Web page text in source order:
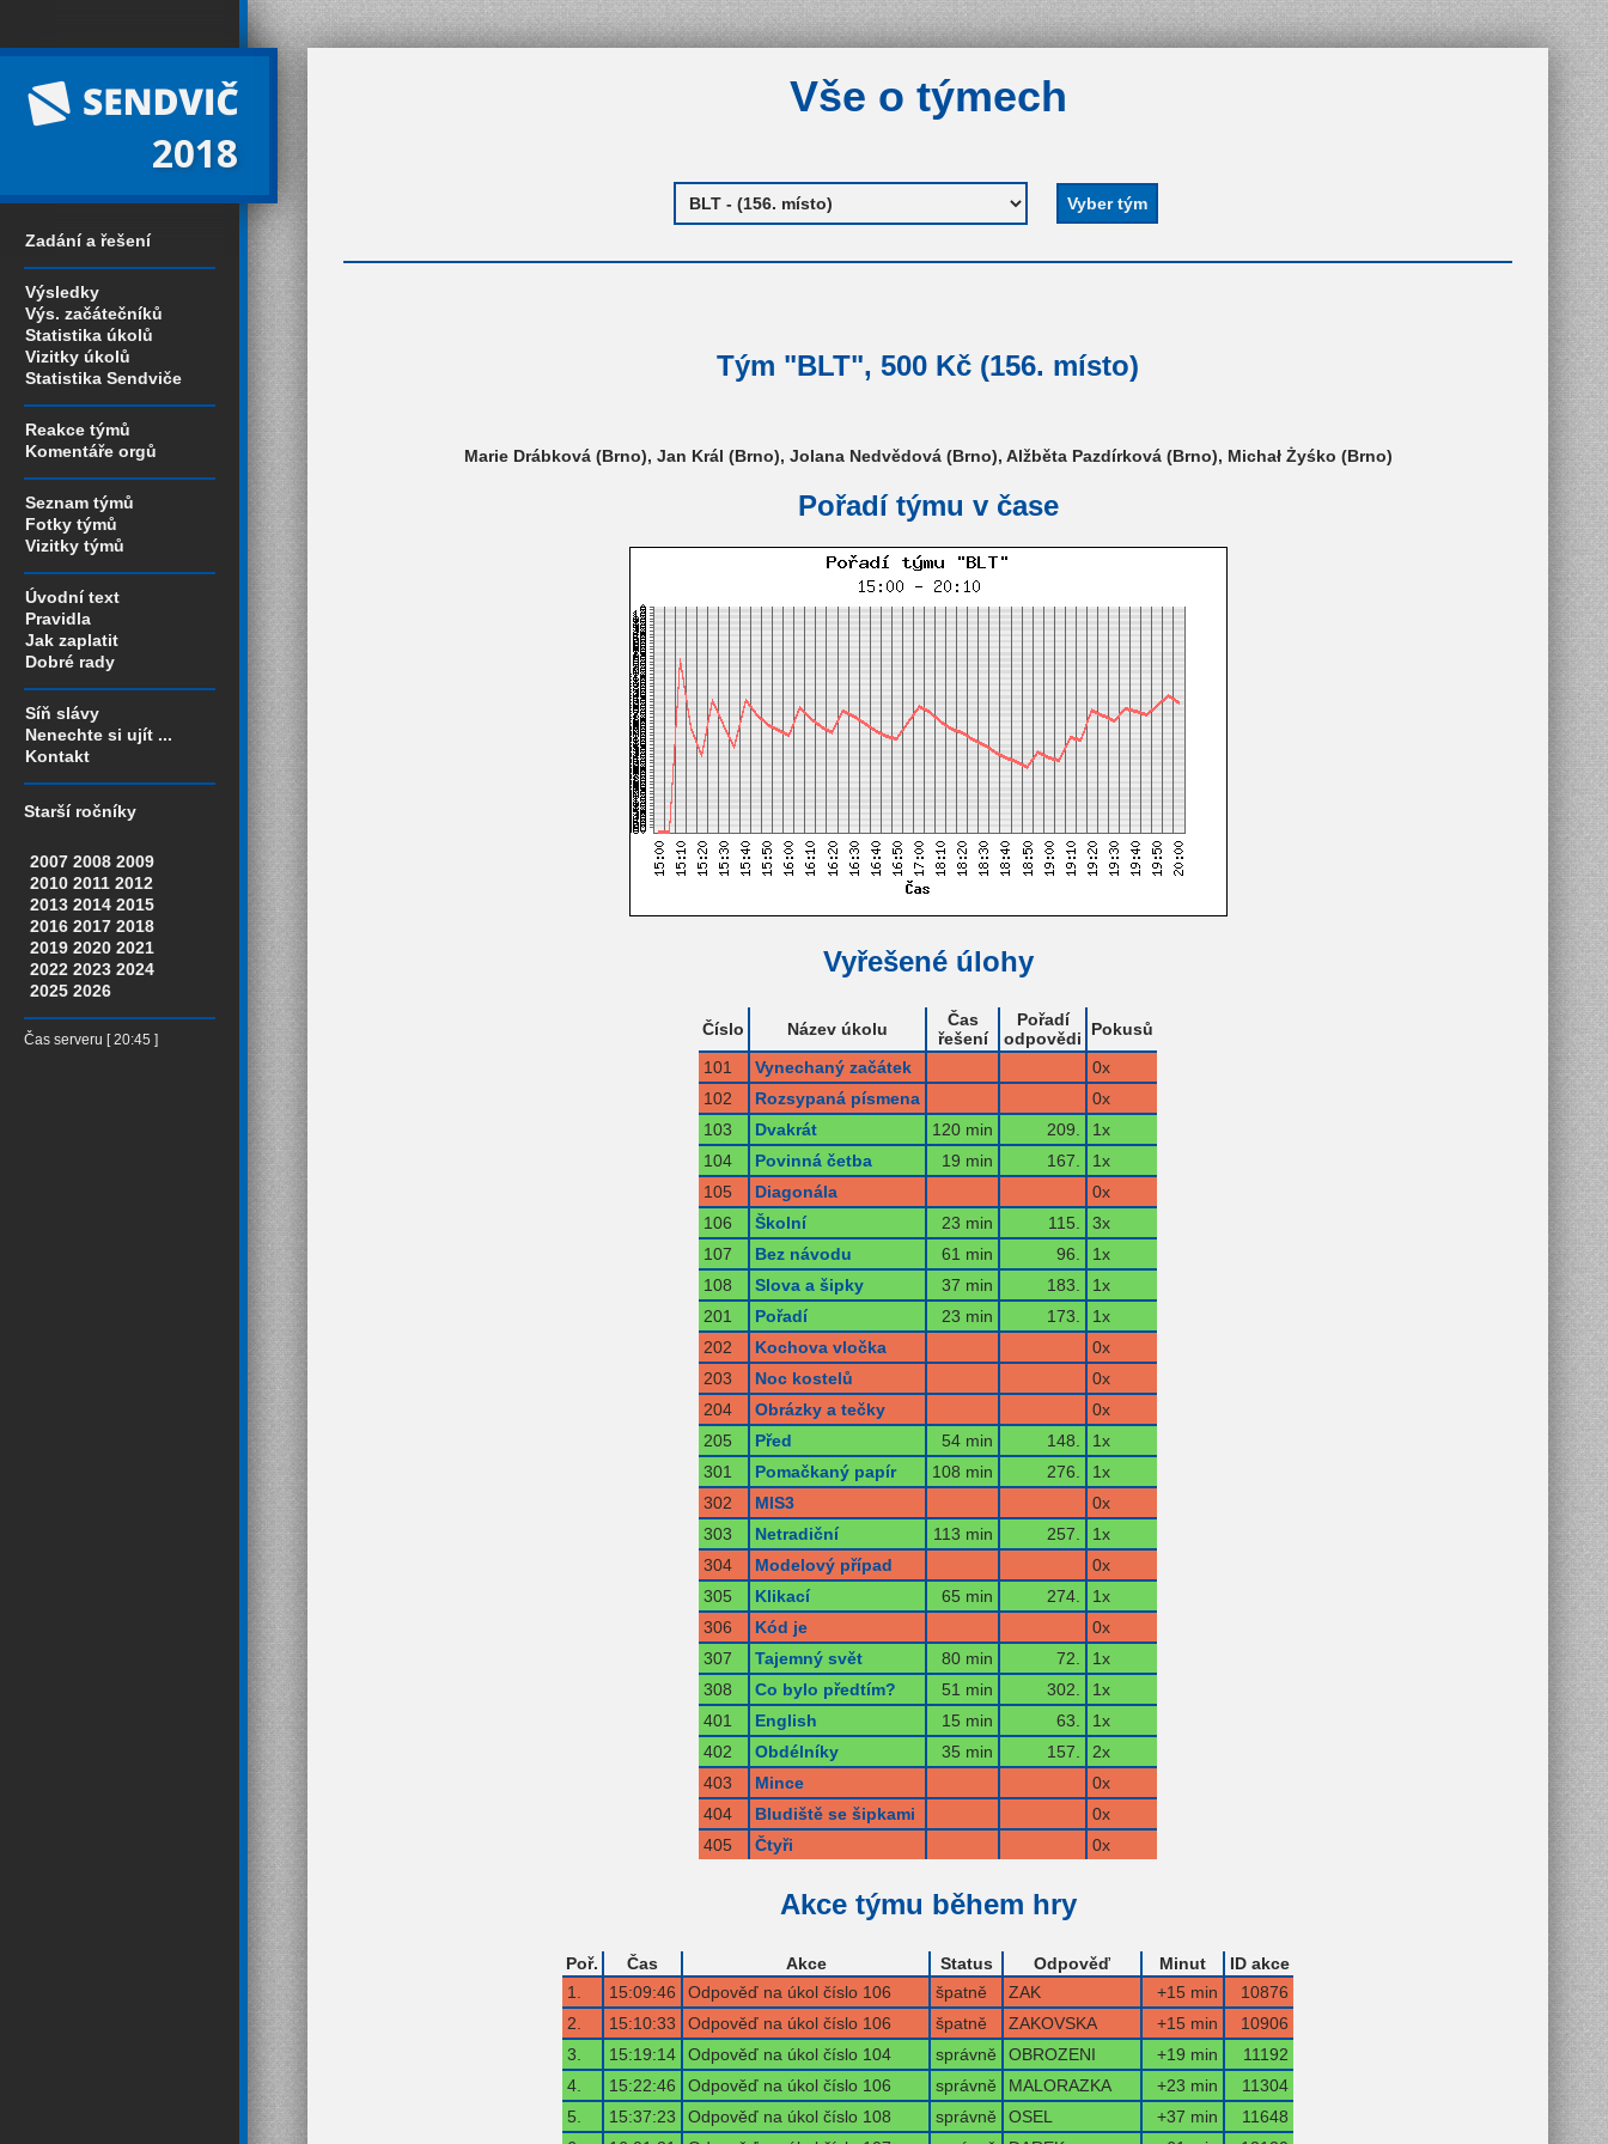
2018
Zadání a řešení
Výsledky
Výs. začátečníků
Statistika úkolů
Vizitky úkolů
Statistika Sendviče
Reakce týmů
Komentáře orgů
Seznam týmů
Fotky týmů
Vizitky týmů
Úvodní text
Pravidla
Jak zaplatit
Dobré rady
Síň slávy
Nenechte si ujít ...
Kontakt
Starší ročníky
2007 2008 2009
2010 2011 2012
2013 2014 2015
2016 2017 2018
2019 2020 2021
2022 2023 2024
2025 2026
Čas serveru [ 20:45 ]
Vše o týmech
Tým "BLT", 500 Kč (156. místo)
Marie Drábková (Brno), Jan Král (Brno), Jolana Nedvědová (Brno), Alžběta Pazdírková (Brno), Michał Żyśko (Brno)
Pořadí týmu v čase
Vyřešené úlohy
Číslo Název úkolu
Čas
řešení
Pořadí
odpovědi
Pokusů
101
Vynechaný začátek
0x
102
Rozsypaná písmena
0x
103
Dvakrát 120 min 209.
1x
104
Povinná četba 19 min 167.
1x
105
Diagonála
0x
106
Školní 23 min 115.
3x
107
Bez návodu 61 min 96.
1x
108
Slova a šipky 37 min 183.
1x
201
Pořadí 23 min 173.
1x
202
Kochova vločka
0x
203
Noc kostelů
0x
204
Obrázky a tečky
0x
205
Před 54 min 148.
1x
301
Pomačkaný papír 108 min 276.
1x
302
MIS3
0x
303
Netradiční 113 min 257.
1x
304
Modelový případ
0x
305
Klikací 65 min 274.
1x
306
Kód je
0x
307
Tajemný svět 80 min 72.
1x
308
Co bylo předtím? 51 min 302.
1x
401
English 15 min 63.
1x
402
Obdélníky 35 min 157.
2x
403
Mince
0x
404
Bludiště se šipkami
0x
405
Čtyři 0x
Akce týmu během hry
Poř. Čas Akce Status Odpověď Minut
ID akce
1.
15:09:46 Odpověď na úkol číslo 106 špatně ZAK +15 min
10876
2.
15:10:33 Odpověď na úkol číslo 106 špatně ZAKOVSKA +15 min
10906
3.
15:19:14 Odpověď na úkol číslo 104 správně OBROZENI +19 min
11192
4.
15:22:46 Odpověď na úkol číslo 106 správně MALORAZKA +23 min
11304
5.
15:37:23 Odpověď na úkol číslo 108 správně OSEL +37 min
11648